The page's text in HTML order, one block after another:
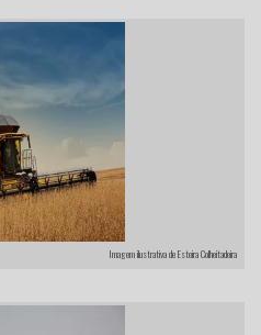
Imagem ilustrativa de Esteira Colheitadeira